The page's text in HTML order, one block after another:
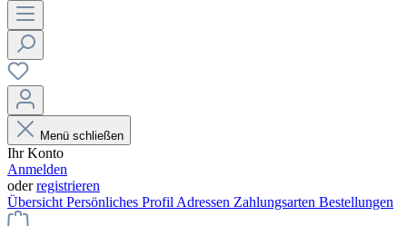
Menü schließen
Ihr Konto
Anmelden
oderregistrieren
Übersicht Persönliches Profil Adressen Zahlungsarten Bestellungen